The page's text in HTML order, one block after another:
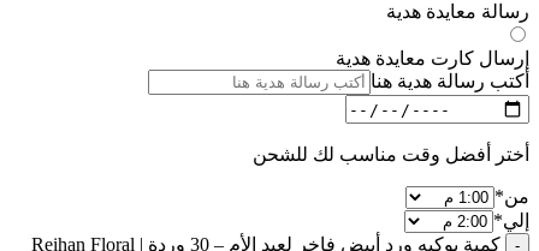
رسالة معايدة هدية
إرسال كارت معايدة هدية
أكتب رسالة هدية هنا
أختر أفضل وقت مناسب لك للشحن
من*
إلي*
كمية بوكيه ورد أبيض فاخر لعيد الأم – 30 وردة | Reihan Floral